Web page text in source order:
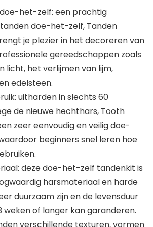
het-zelf: een prachtig
doe-het-zelf, Tanden
je plezier in het decoreren van
gereedschappen zoals
licht, het verlijmen van lijm,
edelsteen.
uitharden in slechts 60
de nieuwe hechthars, Tooth
zeer eenvoudig en veilig doe-
beginners snel leren hoe
deze doe-het-zelf tandenkit is
harsmateriaal en harde
duurzaam zijn en de levensduur
weken of langer kan garanderen.